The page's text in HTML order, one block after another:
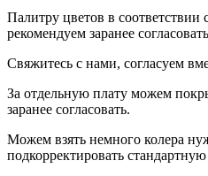
Палитру цветов в
рекомендуем заранее
Свяжитесь с нами, согласуем
За отдельную плату можем
заранее согласовать.
Можем взять немного колера
подкорректировать